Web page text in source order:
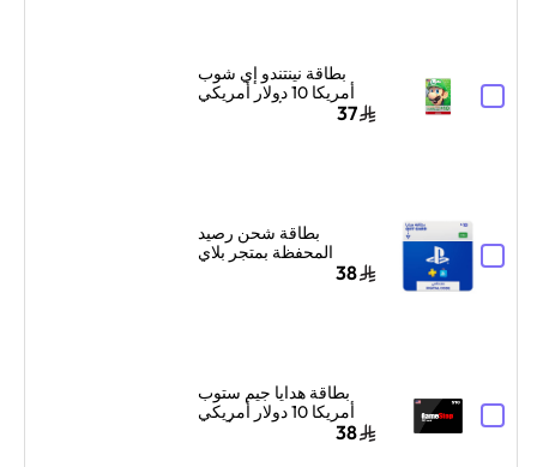
بطاقة نينتندو إي شوب
أمريكا 10 دولار أمريكي
37
بطاقة شحن رصيد
المحفظة بمتجر بلاي
ستيشن سوني السعودية
38
بطاقة هدايا جيم ستوب
أمريكا 10 دولار أمريكي
38